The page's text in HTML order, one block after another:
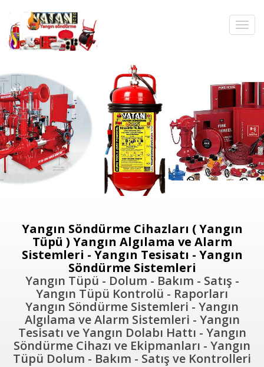
Yangın Söndürme Cihazları ( Yangın
Tüpü ) Yangın Algılama ve Alarm
Sistemleri - Yangın Tesisatı - Yangın
Söndürme Sistemleri
Yangın Tüpü - Dolum - Bakım - Satış -
Yangın Tüpü Kontrolü - Raporları
Yangın Söndürme Sistemleri - Yangın
Algılama ve Alarm Sistemleri - Yangın
Tesisatı ve Yangın Dolabı Hattı - Yangın
Söndürme Cihazı ve Ekipmanları - Yangın
Tüpü Dolum - Bakım - Satış ve Kontrolleri